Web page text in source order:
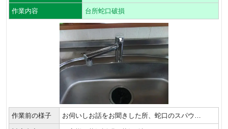
作業内容 台所蛇口破損
作業前の様子 お伺いしお話をお聞きした所、蛇口のスパウ…